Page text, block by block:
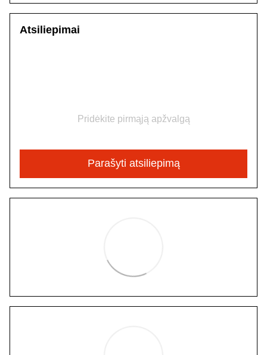
Atsiliepimai
Pridėkite pirmąją apžvalgą
Parašyti atsiliepimą